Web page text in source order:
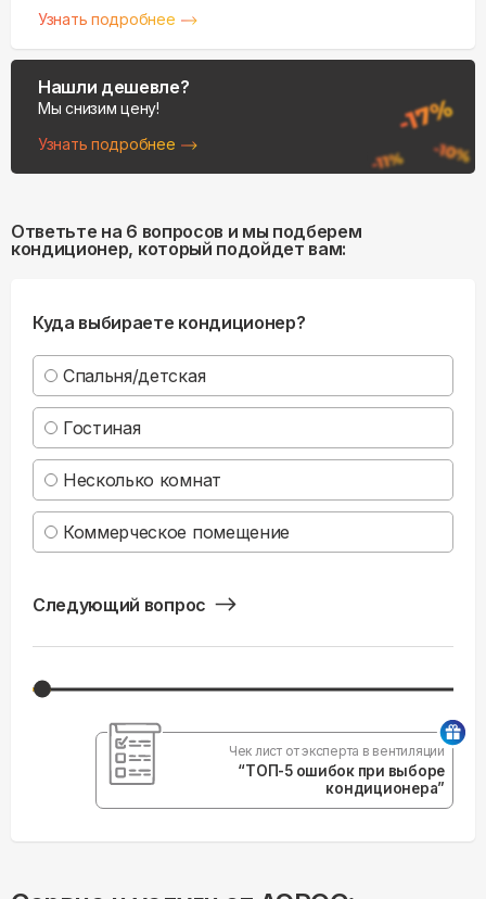
Узнать подробнее
Нашли дешевле?
Мы снизим цену!
Узнать подробнее
Ответьте на 6 вопросов и мы подберем
кондиционер, который подойдет вам:
Куда выбираете кондиционер?
Спальня/детская
Гостиная
Несколько комнат
Коммерческое помещение
Следующий вопрос
Чек лист от эксперта в вентиляции
“ТОП-5 ошибок при выборе
кондиционера”